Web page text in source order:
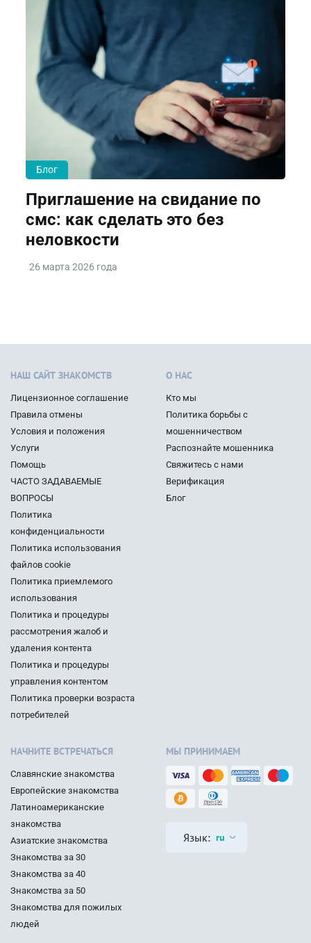
Блог
Приглашение на свидание по
смс: как сделать это без
неловкости
26 марта 2026 года
НАШ САЙТ ЗНАКОМСТВ
Лицензионное соглашение
Правила отмены
Условия и положения
Услуги
Помощь
ЧАСТО ЗАДАВАЕМЫЕ
ВОПРОСЫ
Политика
конфиденциальности
Политика использования
файлов cookie
Политика приемлемого
использования
Политика и процедуры
рассмотрения жалоб и
удаления контента
Политика и процедуры
управления контентом
Политика проверки возраста
потребителей
О НАС
Кто мы
Политика борьбы с
мошенничеством
Распознайте мошенника
Свяжитесь с нами
Верификация
Блог
НАЧНИТЕ ВСТРЕЧАТЬСЯ
Славянские знакомства
Европейские знакомства
Латиноамериканские
знакомства
Азиатские знакомства
Знакомства за 30
Знакомства за 40
Знакомства за 50
Знакомства для пожилых
людей
МЫ ПРИНИМАЕМ
Язык: ru